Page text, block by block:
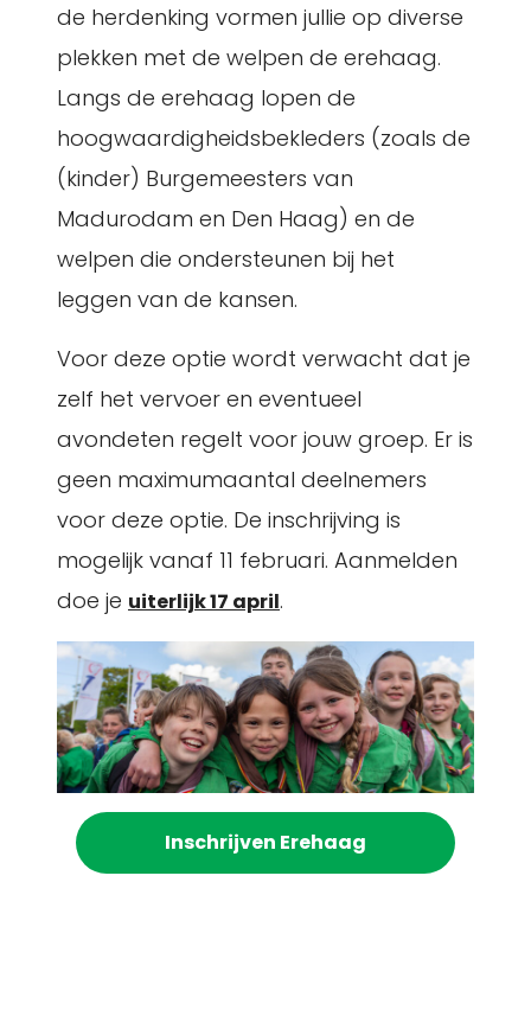
de herdenking vormen jullie op diverse
plekken met de welpen de erehaag.
Langs de erehaag lopen de
hoogwaardigheidsbekleders (zoals de
(kinder) Burgemeesters van
Madurodam en Den Haag) en de
welpen die ondersteunen bij het
leggen van de kansen.
Voor deze optie wordt verwacht dat je
zelf het vervoer en eventueel
avondeten regelt voor jouw groep. Er is
geen maximumaantal deelnemers
voor deze optie. De inschrijving is
mogelijk vanaf 11 februari. Aanmelden
doe je uiterlijk 17 april.
Inschrijven Erehaag